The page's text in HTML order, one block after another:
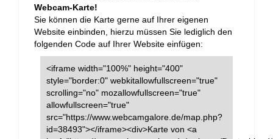
Webcam-Karte!
Sie können die Karte gerne auf Ihrer eigenen
Website einbinden, hierzu müssen Sie lediglich den
folgenden Code auf Ihrer Website einfügen:
<iframe width="100%" height="400"
style="border:0" webkitallowfullscreen="true"
scrolling="no" mozallowfullscreen="true"
allowfullscreen="true"
src="https://www.webcamgalore.de/map.php?
id=38493"></iframe><div>Karte von <a